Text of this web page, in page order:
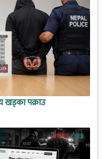
खड्का पक्राउ